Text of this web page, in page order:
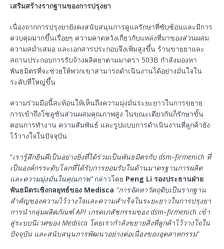
เสริมสร้างรากฐานของการปรุงยา
เนื่องจากการปรุงยายังคงสนับสนุนการดูแลรักษาที่ซับซ้อนและมีการ
ควบคุมมากขึ้นเรื่อยๆ ความคาดหวังเกี่ยวกับแหล่งที่มาของส่วนผสม
ความสม่ำเสมอ และเอกสารประกอบจึงเพิ่มสูงขึ้น ร้านขายยาและ
สถานประกอบการรับจ้างผลิตยาตามมาตรา 503B กำลังมองหา
พันธมิตรที่จะช่วยให้พวกเขาสามารถดำเนินงานได้อย่างมั่นใจใน
ระดับที่ใหญ่ขึ้น
ความร่วมมือนี้สะท้อนให้เห็นถึงความมุ่งมั่นระยะยาวในการขยาย
การเข้าถึงโซลูชันส่วนผสมคุณภาพสูง ในขณะเดียวกันก็รักษาขั้น
ตอนการทำงาน ความสัมพันธ์ และรูปแบบการดำเนินงานที่ลูกค้ายัง
ไว้วางใจในปัจจุบัน
“เรารู้สึกยินดีเป็นอย่างยิ่งที่ได้ร่วมเป็นพันธมิตรกับ dsm–firmenich ที่
เป็นองค์กรระดับโลกที่ได้รับการยอมรับในด้านมาตรฐานการผลิต
และความมุ่งมั่นในคุณภาพ”กล่าวโดย Peng Li รองประธานฝ่าย
พันธมิตรเชิงกลยุทธ์ของ Medisca “การจัดหาวัตถุดิบเป็นรากฐาน
สำคัญของความไว้วางใจและความสำเร็จในระยะยาวในการปรุงยา
การนำกลุ่มผลิตภัณฑ์ API เกรดเภสัชกรรมของ dsm–firmenich เข้า
สู่ระบบนิเวศของ Medisca โดยเรากำลังขยายสิ่งที่ลูกค้าไว้วางใจใน
ปัจจุบัน และสนับสนุนการพัฒนาอย่างต่อเนื่องของอุตสาหกรรม”